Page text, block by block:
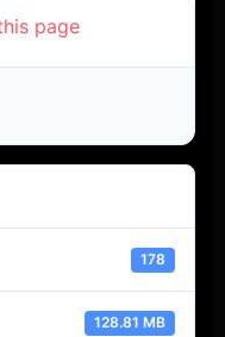
page
178
128.81 MB